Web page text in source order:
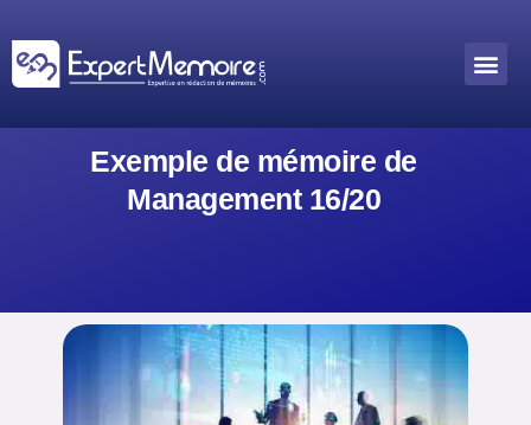
au
contenu
Exemple de mémoire de
Management 16/20